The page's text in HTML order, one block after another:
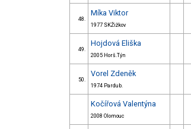
48.
Míka Viktor
1977 SKŽižkov
49.
Hojdová Eliška
2005 Horš.Týn
50.
Vorel Zdeněk
1974 Pardub.
Kočířová Valentýna
2008 Olomouc